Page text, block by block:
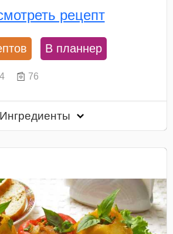
рецепт
В планнер
76
Ингредиенты